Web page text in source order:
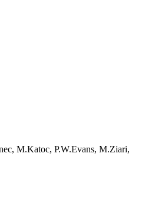
M.Katoc, P.W.Evans, M.Ziari,